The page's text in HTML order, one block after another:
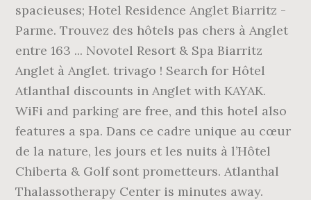
spacieuses; Hotel Residence Anglet Biarritz -
Parme. Trouvez des hôtels pas chers à Anglet
entre 163 ... Novotel Resort & Spa Biarritz
Anglet à Anglet. trivago ! Search for Hôtel
Atlanthal discounts in Anglet with KAYAK.
WiFi and parking are free, and this hotel also
features a spa. Dans ce cadre unique au cœur
de la nature, les jours et les nuits à l’Hôtel
Chiberta & Golf sont prometteurs. Atlanthal
Thalassotherapy Center is minutes away.